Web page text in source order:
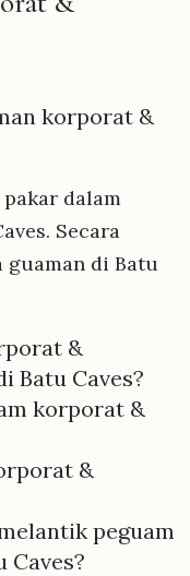
korporat &
dalam
Secara
di Batu
&
Batu Caves?
korporat &
&
peguam